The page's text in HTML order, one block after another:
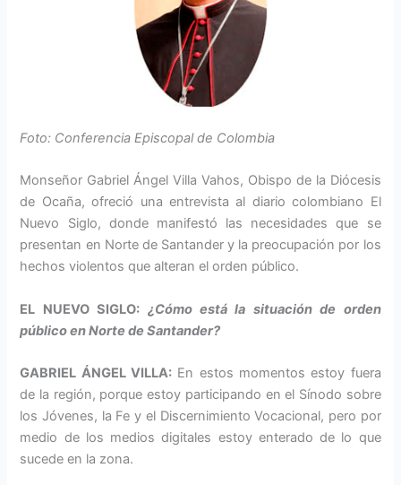
Foto: Conferencia Episcopal de Colombia
Monseñor Gabriel Ángel Villa Vahos, Obispo de la Diócesis
de Ocaña, ofreció una entrevista al diario colombiano El
Nuevo Siglo, donde manifestó las necesidades que se
presentan en Norte de Santander y la preocupación por los
hechos violentos que alteran el orden público.
EL NUEVO SIGLO: ¿Cómo está la situación de orden
público en Norte de Santander?
GABRIEL ÁNGEL VILLA: En estos momentos estoy fuera
de la región, porque estoy participando en el Sínodo sobre
los Jóvenes, la Fe y el Discernimiento Vocacional, pero por
medio de los medios digitales estoy enterado de lo que
sucede en la zona.